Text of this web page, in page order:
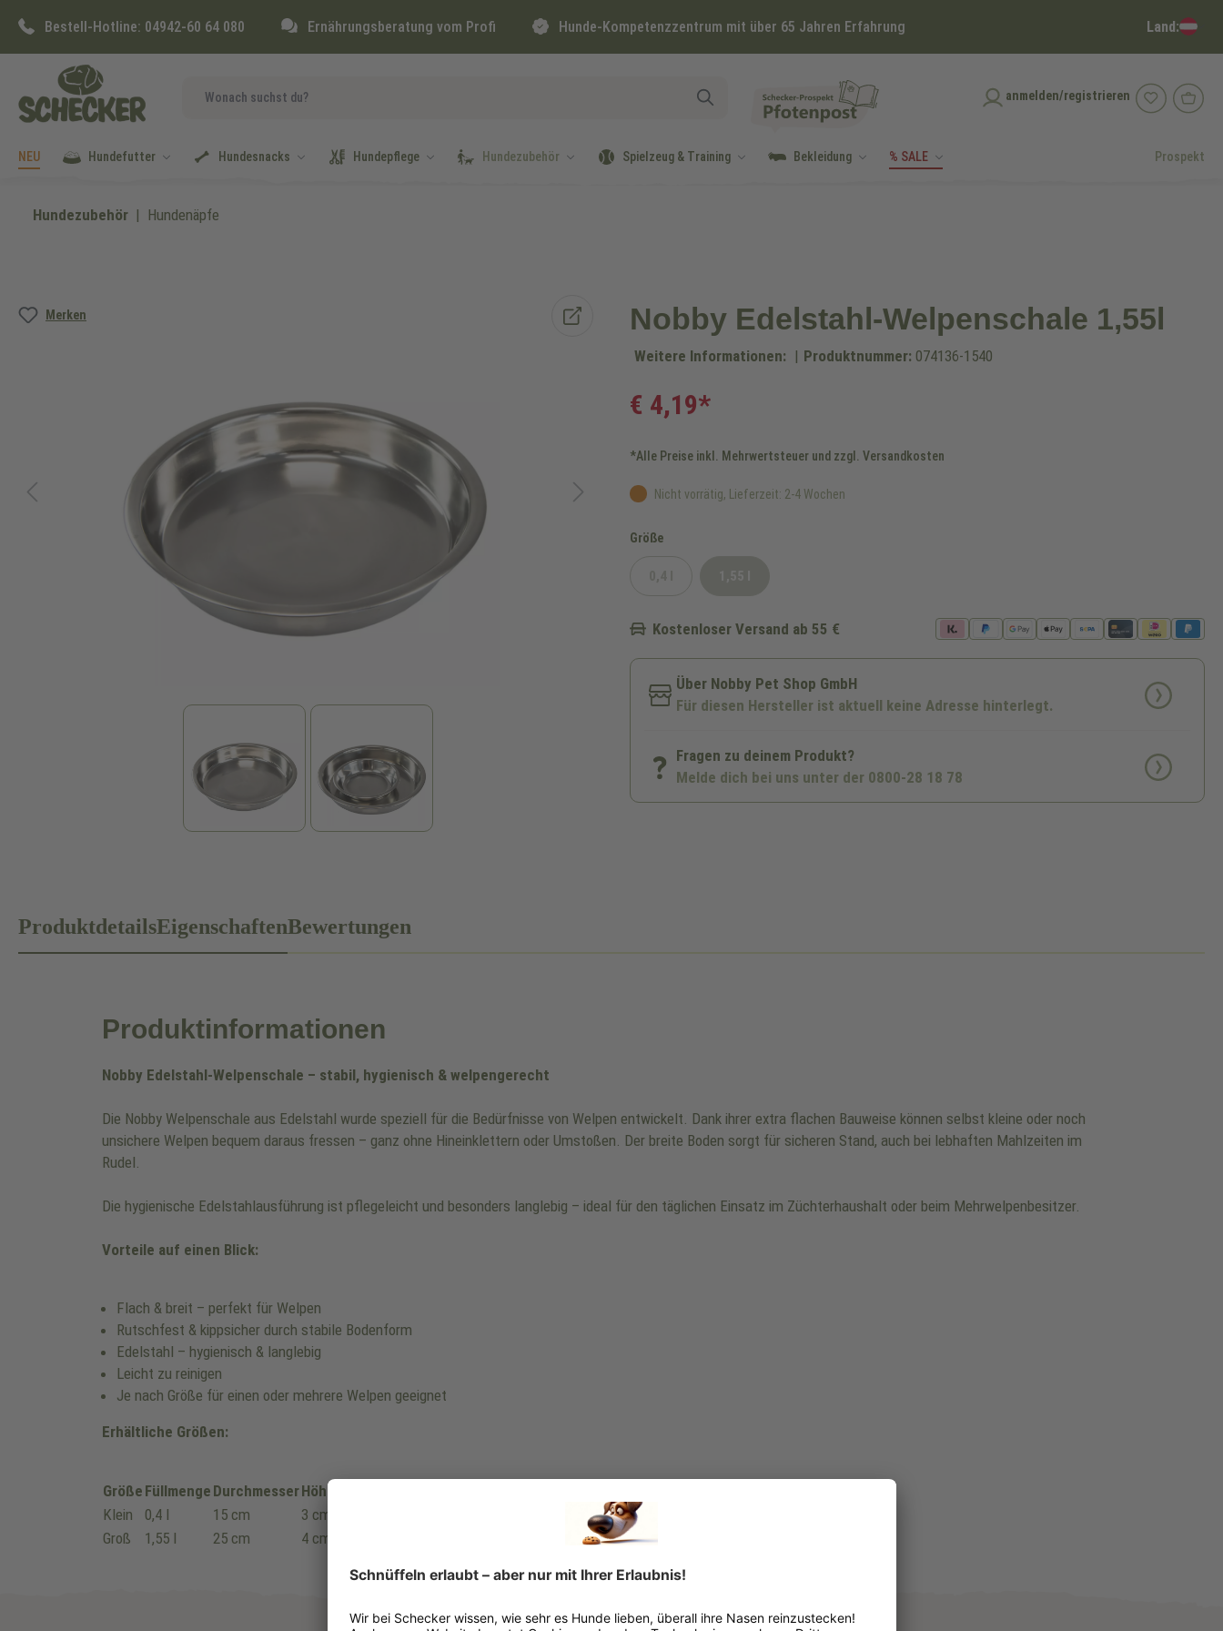
Zur Hauptnavigation springen
Bestell-Hotline: 04942-60 64 080 Ernährungsberatung vom Profi Hunde-Kompetenzzentrum mit über 65 Jahren Erfahrung Land:
anmelden/registrieren
NEU Hundefutter Hundesnacks Hundepflege Hundezubehör Spielzeug & Training Bekleidung % SALE Prospekt
Hundezubehör Hundenäpfe
Merken
Bildergalerie überspringen Nobby Edelstahl-Welpenschale 1,55l
Weitere Informationen: | Produktnummer: 074136-1540
€ 4,19*
*Alle Preise inkl. Mehrwertsteuer und zzgl. Versandkosten
Nicht vorrätig, Lieferzeit: 2-4 Wochen
Größeauswählen
Kostenloser Versand ab 55 €
Über Nobby Pet Shop GmbH
Für diesen Hersteller ist aktuell keine Adresse hinterlegt.
Fragen zu deinem Produkt?
Melde dich bei uns unter der 0800-28 18 78
ProduktdetailsEigenschaftenBewertungen
Produktinformationen
Nobby Edelstahl-Welpenschale – stabil, hygienisch & welpengerecht
Die Nobby Welpenschale aus Edelstahl wurde speziell für die Bedürfnisse von Welpen entwickelt. Dank ihrer extra flachen Bauweise können selbst kleine oder noch
unsichere Welpen bequem daraus fressen – ganz ohne Hineinklettern oder Umstoßen. Der breite Boden sorgt für sicheren Stand, auch bei lebhaften Mahlzeiten im
Rudel.
Die hygienische Edelstahlausführung ist pflegeleicht und besonders langlebig – ideal für den täglichen Einsatz im Züchterhaushalt oder beim Mehrwelpenbesitzer.
Vorteile auf einen Blick:
Flach & breit – perfekt für Welpen
Rutschfest & kippsicher durch stabile Bodenform
Edelstahl – hygienisch & langlebig
Leicht zu reinigen
Je nach Größe für einen oder mehrere Welpen geeignet
Erhältliche Größen:
Größe Füllmenge DurchmesserHöhe
Klein
0,4 l 15 cm 3 cm
Groß
1,55 l 25 cm 4 cm